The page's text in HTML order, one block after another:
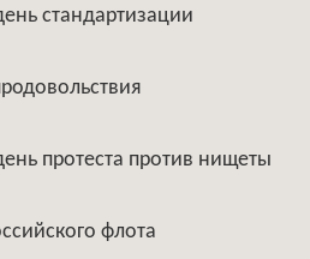
стандартизации
протеста против нищеты
флота